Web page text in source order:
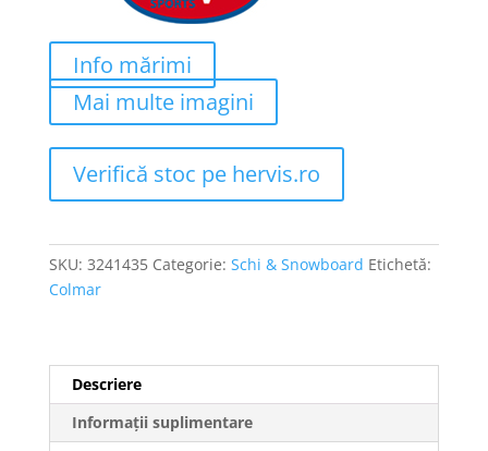
Info mărimi
Mai multe imagini
Verifică stoc pe hervis.ro
SKU: 3241435 Categorie: Schi & Snowboard Etichetă:
Colmar
Descriere
Informații suplimentare